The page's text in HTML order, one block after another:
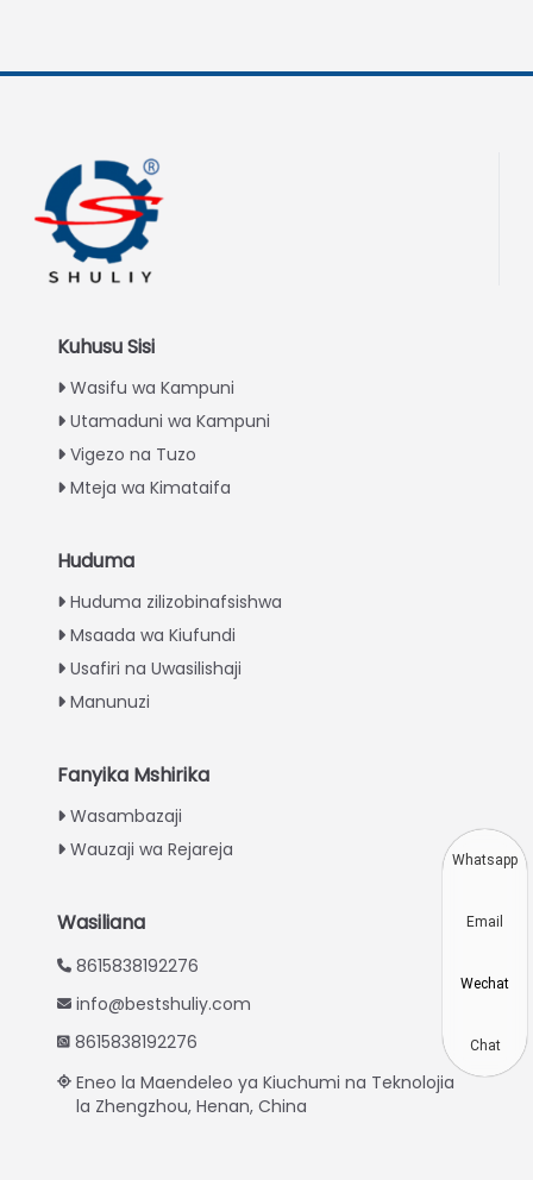
Kuhusu Sisi
Wasifu wa Kampuni
Utamaduni wa Kampuni
Vigezo na Tuzo
Mteja wa Kimataifa
Huduma
Huduma zilizobinafsishwa
Msaada wa Kiufundi
Usafiri na Uwasilishaji
Manunuzi
Fanyika Mshirika
Wasambazaji
Wauzaji wa Rejareja
Wasiliana
8615838192276
info@bestshuliy.com
8615838192276
Eneo la Maendeleo ya Kiuchumi na Teknolojia
la Zhengzhou, Henan, China
Portuguese
Russian
Spanish
Chinese
Hindi
Japanese
Vietnamese
Thai
Turkish
Greek
Whatsapp
Email
Wechat
Chat